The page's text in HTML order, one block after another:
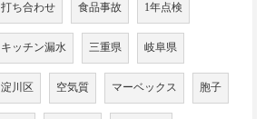
打ち合わせ 食品事故 1年点検
キッチン漏水 三重県 岐阜県
淀川区 空気質 マーベックス 胞子